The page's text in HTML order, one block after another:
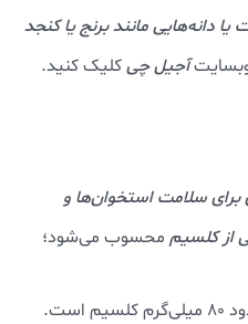
یا دانه‌هایی مانند برنج یا کنجد
وبسایتآجیل چیکلیک کنید.
سلامت استخوان‌ها و
از کلسیم محسوب می‌شود؛